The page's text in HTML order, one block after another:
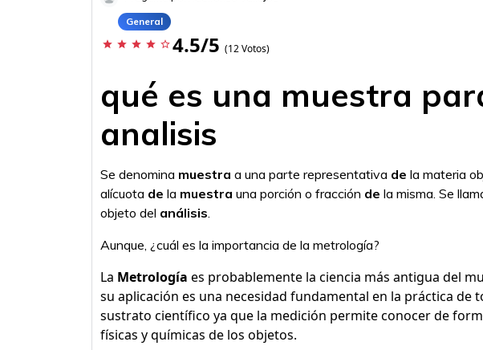
General
star star star star star_border 4.5/5 (12 Votos)
qué es una muestra
analisis
Se denomina muestra a una parte representativa de la materia
alícuota de la muestra una porción o fracción de la misma. Se
objeto del análisis.
Aunque, ¿cuál es la importancia de la metrología?
La Metrología es probablemente la ciencia más antigua del
su aplicación es una necesidad fundamental en la práctica de
sustrato científico ya que la medición permite conocer de
físicas y químicas de los objetos.